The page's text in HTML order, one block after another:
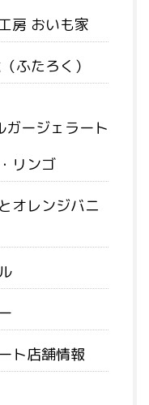
房 おいも家
ふたろく）
ガージェラート
リンゴ
オレンジバニ
ト店舗情報